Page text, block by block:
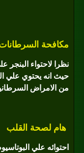
مكافحة
نظرا لاحتواء البنجر
حيث انه يحتوي علي
من الامراض
هام لصحة القلب
احتوائه علي